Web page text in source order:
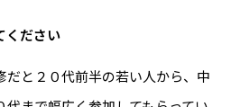
ください
だと２０代前半の若い人から、中